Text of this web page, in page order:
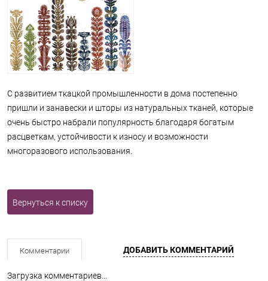
C развитием ткацкой промышленности в дома постепенно
пришли и занавески и шторы из натуральных тканей, которые
очень быстро набрали популярность благодаря богатым
расцветкам, устойчивости к износу и возможности
многоразового использования.
Вернуться к списку
Комментарии ДОБАВИТЬ КОММЕНТАРИЙ
Загрузка комментариев...